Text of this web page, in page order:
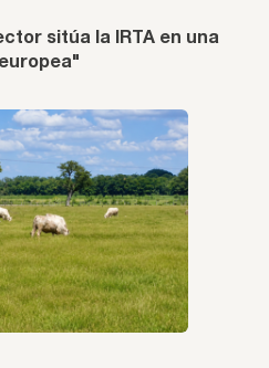
sitúa la IRTA en una